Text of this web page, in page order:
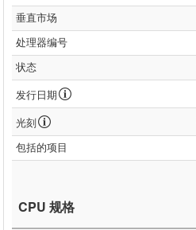
垂直市场
处理器编号
状态
发行日期
光刻
包括的项目
CPU 规格